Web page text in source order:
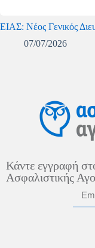
ΕΙΑΣ: Νέος Γενικός
07/07/2026
Κάντε εγγραφή
Ασφαλιστικής